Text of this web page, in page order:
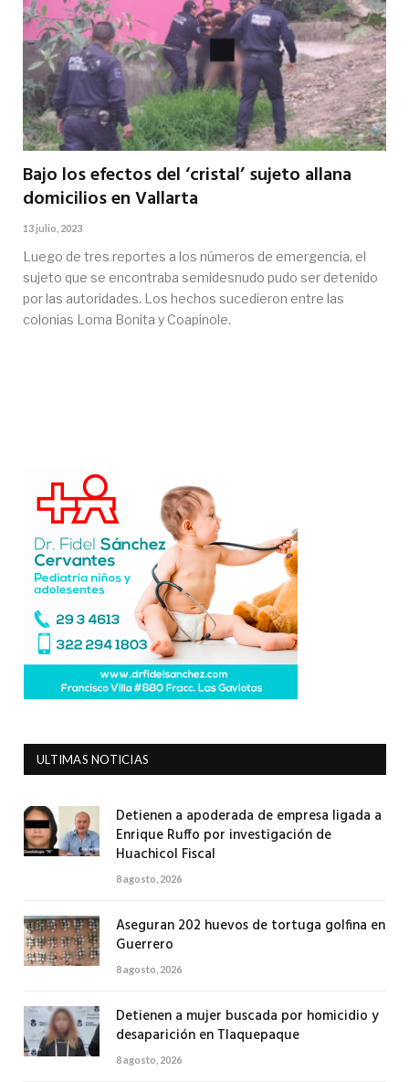
Bajo los efectos del ‘cristal’ sujeto allana
domicilios en Vallarta
13 julio, 2023
Luego de tres reportes a los números de emergencia, el
sujeto que se encontraba semidesnudo pudo ser detenido
por las autoridades. Los hechos sucedieron entre las
colonias Loma Bonita y Coapinole.
ULTIMAS NOTICIAS
Detienen a apoderada de empresa ligada a
Enrique Ruffo por investigación de
Huachicol Fiscal
8 agosto, 2026
Aseguran 202 huevos de tortuga golfina en
Guerrero
8 agosto, 2026
Detienen a mujer buscada por homicidio y
desaparición en Tlaquepaque
8 agosto, 2026